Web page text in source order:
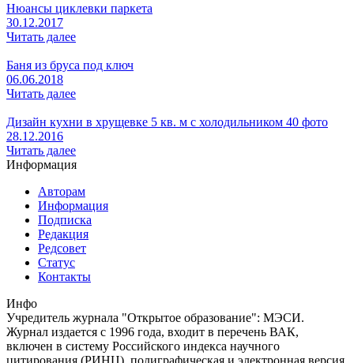
Нюансы циклевки паркета
30.12.2017
Читать далее
Баня из бруса под ключ
06.06.2018
Читать далее
Дизайн кухни в хрущевке 5 кв. м с холодильником 40 фото
28.12.2016
Читать далее
Информация
Авторам
Информация
Подписка
Редакция
Редсовет
Статус
Контакты
Инфо
Учредитель журнала "Открытое образование": МЭСИ.
Журнал издается с 1996 года, входит в перечень ВАК,
включен в систему Российского индекса научного
цитирования (РИНЦ), полиграфическая и электронная версия